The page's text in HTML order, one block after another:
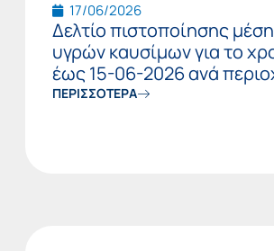
17/06/2026
Δελτίο πιστοποίησης
υγρών καυσίμων για το
έως 15-06-2026 ανά
ΠΕΡΙΣΣΟΤΕΡΑ